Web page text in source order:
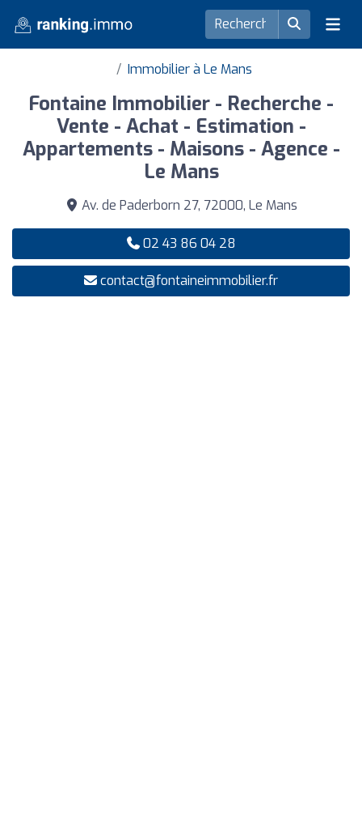
Immobilier à Le Mans
Fontaine Immobilier - Recherche -
Vente - Achat - Estimation -
Appartements - Maisons - Agence -
Le Mans
Av. de Paderborn 27, 72000, Le Mans
02 43 86 04 28
contact@fontaineimmobilier.fr